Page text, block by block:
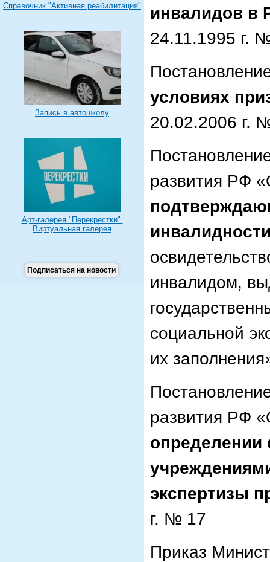
Справочник "Активная реабилитация"
Запись в автошколу
Арт-галерея "Перекрестки".
Виртуальная галерея
Подписаться на новости
инвалидов в
24.11.1995 г.
условиях
20.02.2006 г.
развития РФ
инвалидом,
социальной
их
развития РФ
экспертизы
г. № 17
Приказ